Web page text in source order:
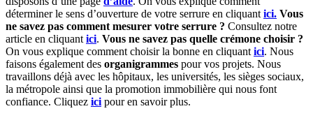
déterminer le sens d’ouverture de votre serrure en cliquant ici. Vous
ne savez pas comment mesurer votre serrure ? Consultez notre
article en cliquant ici. Vous ne savez pas quelle crémone choisir ?
On vous explique comment choisir la bonne en cliquant ici. Nous
faisons également des organigrammes pour vos projets. Nous
travaillons déjà avec les hôpitaux, les universités, les sièges sociaux,
la métropole ainsi que la promotion immobilière qui nous font
confiance. Cliquez ici pour en savoir plus.